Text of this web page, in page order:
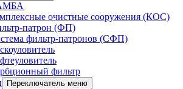
очистные сооружения (КОС)
патрон (ФП)
фильтр-патронов (СФП)
фильтр
Переключатель меню